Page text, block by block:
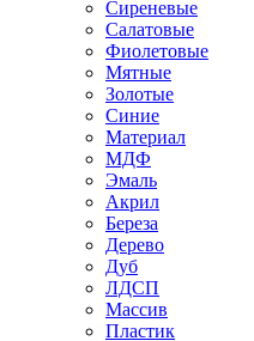
Сиреневые
Салатовые
Фиолетовые
Мятные
Золотые
Синие
Материал
МДФ
Эмаль
Акрил
Береза
Дерево
Дуб
ЛДСП
Массив
Пластик